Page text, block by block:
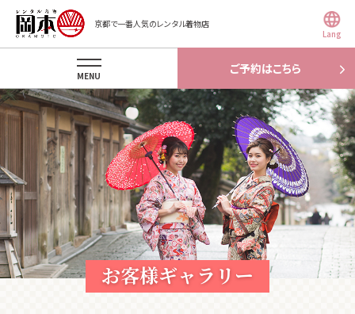
京都で一番人気のレンタル着物店
Lang
ご予約はこちら
MENU
お客様ギャラリー